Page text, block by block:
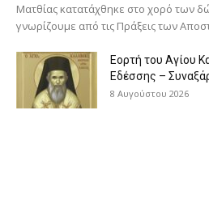
Ματθίας κατατάχθηκε στο χορό των
γνωρίζουμε από τις Πράξεις των
Εορτή του Αγίου
Εδέσσης –
8 Αυγούστου 2026